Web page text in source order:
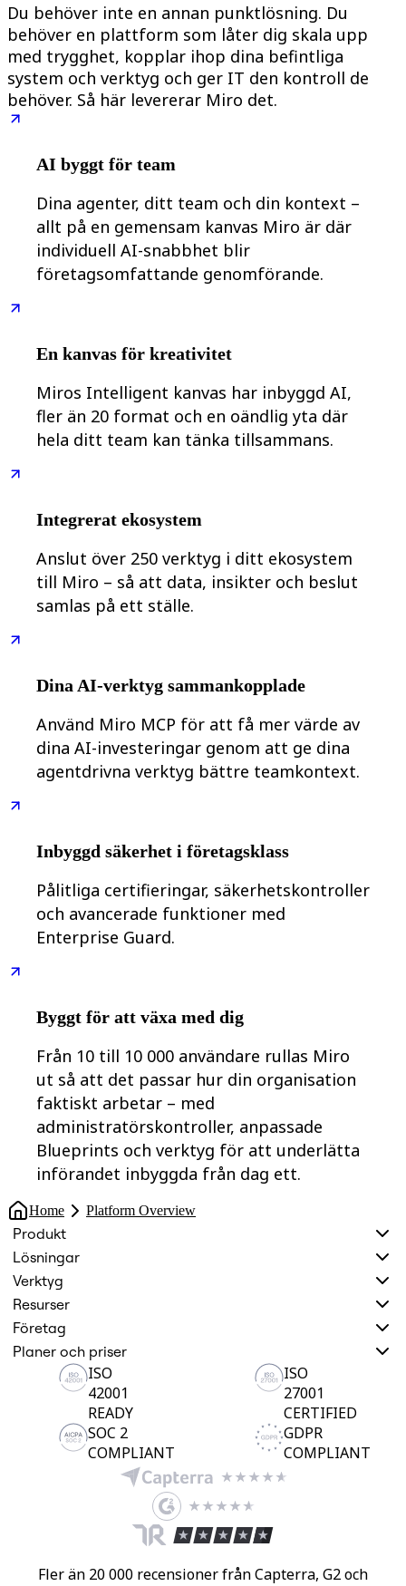
Efter affärssegment
Enterprise
Småföretag
Startupföretag
Efter bransch
Digital
Professional Services
Finansiella tjänster
Läkemedel och biovetenskap
Produktledning
Design och UX
Teknik
Produktledning och drift
Verksamhet
Marknadsföring
AI-transformation
Digital medarbetarupplevelse
Kundupplevelse och servicedesign
Moln- och programvaruomvandling
Resurser
Lärande
Reforge Learning
Community och Support
Händelser
Community
Blogg
Partner och tjänster
Du behöver inte en annan punktlösning. Du
behöver en plattform som låter dig skala upp
med trygghet, kopplar ihop dina befintliga
system och verktyg och ger IT den kontroll de
behöver. Så här levererar Miro det.
AI byggt för team
Dina agenter, ditt team och din kontext –
allt på en gemensam kanvas Miro är där
individuell AI-snabbhet blir
företagsomfattande genomförande.
En kanvas för kreativitet
Miros Intelligent kanvas har inbyggd AI,
fler än 20 format och en oändlig yta där
hela ditt team kan tänka tillsammans.
Integrerat ekosystem
Anslut över 250 verktyg i ditt ekosystem
till Miro – så att data, insikter och beslut
samlas på ett ställe.
Dina AI-verktyg sammankopplade
Använd Miro MCP för att få mer värde av
dina AI-investeringar genom att ge dina
agentdrivna verktyg bättre teamkontext.
Inbyggd säkerhet i företagsklass
Pålitliga certifieringar, säkerhetskontroller
och avancerade funktioner med
Enterprise Guard.
Byggt för att växa med dig
Från 10 till 10 000 användare rullas Miro
ut så att det passar hur din organisation
faktiskt arbetar – med
administratörskontroller, anpassade
Blueprints och verktyg för att underlätta
införandet inbyggda från dag ett.
Home Platform Overview
Produkt
Lösningar
Verktyg
Resurser
Företag
Planer och priser
ISO
42001
READY
ISO
27001
CERTIFIED
SOC 2
COMPLIANT
GDPR
COMPLIANT
Fler än 20 000 recensioner från Capterra, G2 och